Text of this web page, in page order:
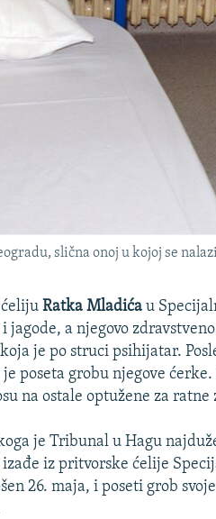
slična onoj u kojoj se
ćelijuRatka Mladićau
jagode, a njegovo
je po struci psihijatar.
poseta grobu njegove
na ostale optužene za ratne
je Tribunal u Hagu
iz pritvorske ćelije
26. maja, i poseti grob svoje